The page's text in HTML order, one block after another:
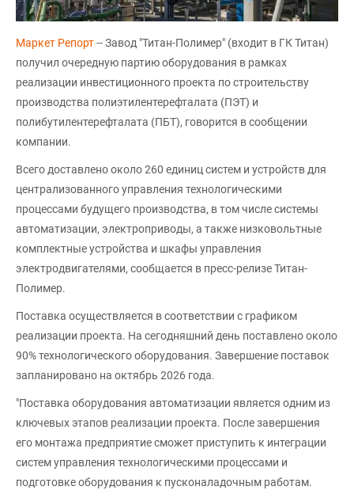
Маркет Репорт-- Завод "Титан-Полимер" (входит в ГК Титан)
получил очередную партию оборудования в рамках
реализации инвестиционного проекта по строительству
производства полиэтилентерефталата (ПЭТ) и
полибутилентерефталата (ПБТ), говорится в сообщении
компании.
Всего доставлено около 260 единиц систем и устройств для
централизованного управления технологическими
процессами будущего производства, в том числе системы
автоматизации, электроприводы, а также низковольтные
комплектные устройства и шкафы управления
электродвигателями, сообщается в пресс-релизе Титан-
Полимер.
Поставка осуществляется в соответствии с графиком
реализации проекта. На сегодняшний день поставлено около
90% технологического оборудования. Завершение поставок
запланировано на октябрь 2026 года.
"Поставка оборудования автоматизации является одним из
ключевых этапов реализации проекта. После завершения
его монтажа предприятие сможет приступить к интеграции
систем управления технологическими процессами и
подготовке оборудования к пусконаладочным работам.